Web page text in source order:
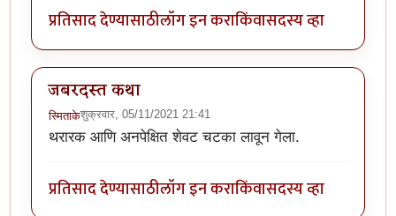
प्रतिसाद देण्यासाठीलॉग इन कराकिंवासदस्य व्हा
जबरदस्त कथा
स्मिताकेशुक्रवार, 05/11/2021 21:41
थरारक आणि अनपेक्षित शेवट चटका लावून गेला.
प्रतिसाद देण्यासाठीलॉग इन कराकिंवासदस्य व्हा